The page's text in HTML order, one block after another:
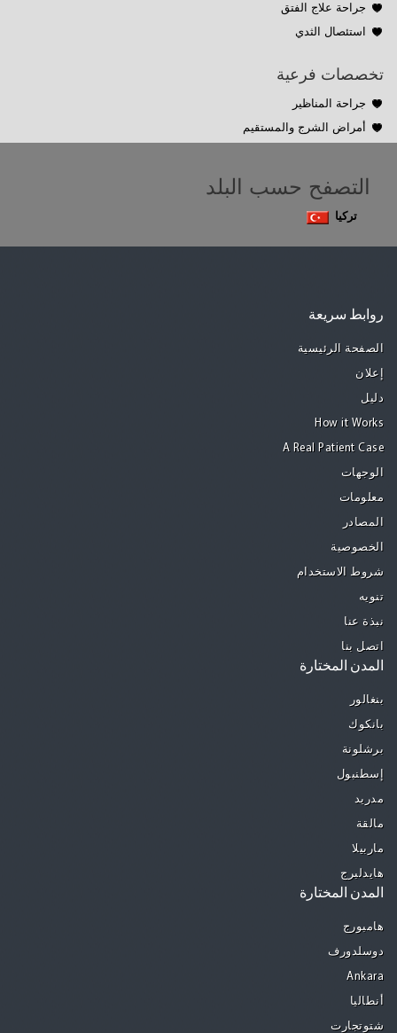
جراحة علاج الفتق
استئصال الثدي
تخصصات فرعية
جراحة المناظير
أمراض الشرج والمستقيم
التصفح حسب البلد
تركيا
روابط سريعة
الصفحة الرئيسية
إعلان
دليل
How it Works
A Real Patient Case
الوجهات
معلومات
المصادر
الخصوصية
شروط الاستخدام
تنويه
نبذة عنا
اتصل بنا
المدن المختارة
بنغالور
بانكوك
برشلونة
إسطنبول
مدريد
مالقة
ماربيلا
هايدلبرج
المدن المختارة
هامبورج
دوسلدورف
Ankara
أنطاليا
شتوتجارت